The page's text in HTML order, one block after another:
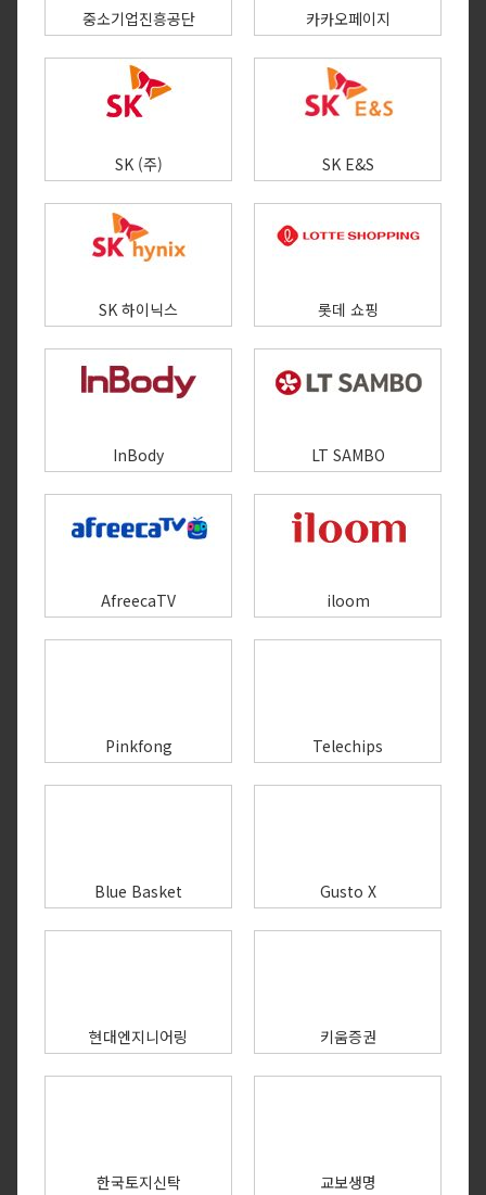
중소기업진흥공단 카카오페이지​
SK (주) SK E&S
SK 하이닉스 롯데 쇼핑
InBody LT SAMBO
AfreecaTV iloom
Pinkfong Telechips
Blue Basket Gusto X
현대엔지니어링 키움증권
한국토지신탁 교보생명